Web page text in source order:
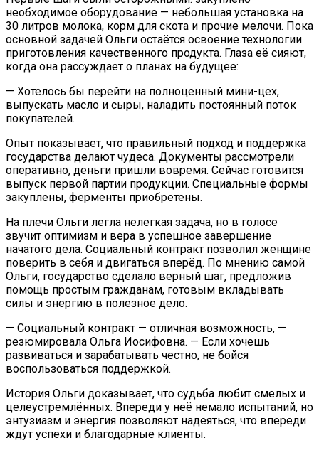
необходимое оборудование — небольшая установка на
30 литров молока, корм для скота и прочие мелочи. Пока
основной задачей Ольги остаётся освоение технологии
приготовления качественного продукта. Глаза её сияют,
когда она рассуждает о планах на будущее:
— Хотелось бы перейти на полноценный мини-цех,
выпускать масло и сыры, наладить постоянный поток
покупателей.
Опыт показывает, что правильный подход и поддержка
государства делают чудеса. Документы рассмотрели
оперативно, деньги пришли вовремя. Сейчас готовится
выпуск первой партии продукции. Специальные формы
закуплены, ферменты приобретены.
На плечи Ольги легла нелегкая задача, но в голосе
звучит оптимизм и вера в успешное завершение
начатого дела. Социальный контракт позволил женщине
поверить в себя и двигаться вперёд. По мнению самой
Ольги, государство сделало верный шаг, предложив
помощь простым гражданам, готовым вкладывать
силы и энергию в полезное дело.
— Социальный контракт — отличная возможность, —
резюмировала Ольга Иосифовна. — Если хочешь
развиваться и зарабатывать честно, не бойся
воспользоваться поддержкой.
История Ольги доказывает, что судьба любит смелых и
целеустремлённых. Впереди у неё немало испытаний, но
энтузиазм и энергия позволяют надеяться, что впереди
ждут успехи и благодарные клиенты.